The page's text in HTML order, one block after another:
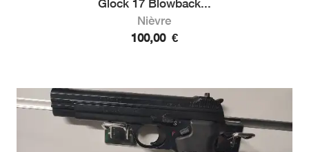
Glock 17 Blowback...
Nièvre
100,00 €